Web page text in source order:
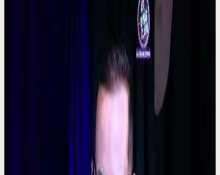
La consecuencia de una falta de desconexión.
#tevasamorir #huracandreyfus #diegodreyfus